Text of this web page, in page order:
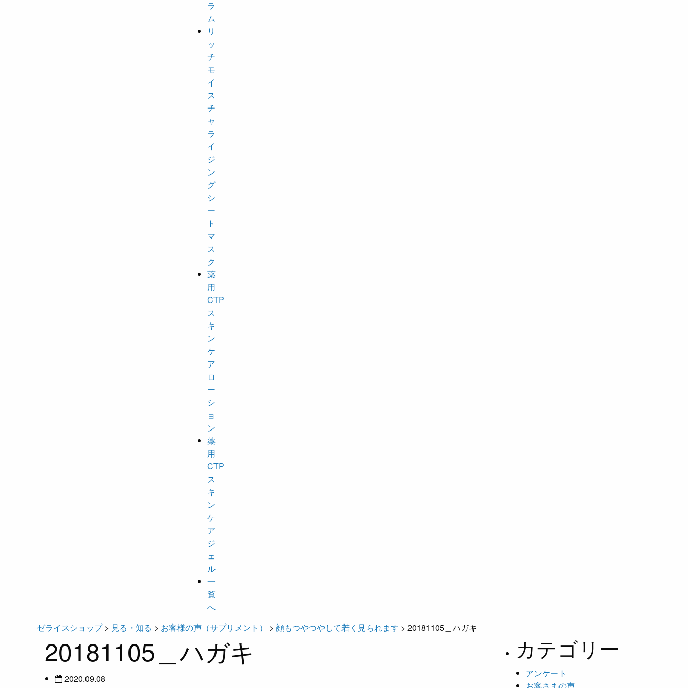
ラ
ム
リ
ッ
チ
モ
イ
ス
チ
ャ
ラ
イ
ジ
ン
グ
シ
ー
ト
マ
ス
ク
薬
用
CTP
ス
キ
ン
ケ
ア
ロ
ー
シ
ョ
ン
薬
用
CTP
ス
キ
ン
ケ
ア
ジ
ェ
ル
一
覧
へ
ゼライスショップ> 見る・知る > お客様の声（サプリメント） > 顔もつやつやして若く見られます > 20181105＿ハガキ
20181105＿ハガキ
2020.09.08
カテゴリー
アンケート